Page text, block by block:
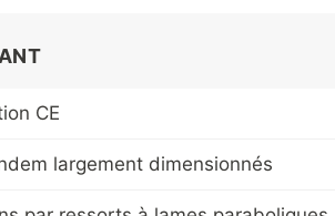
CE
largement dimensionnés